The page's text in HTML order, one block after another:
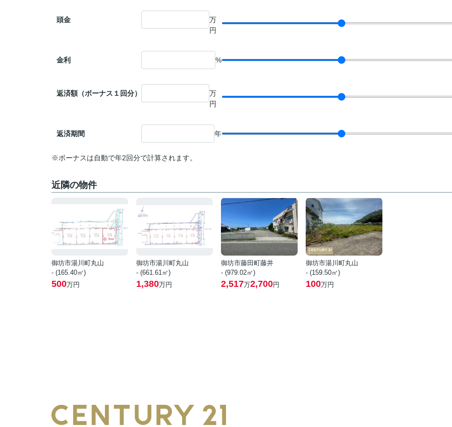
頭金
万
円
金利 %
返済額（ボーナス１回分）
万
円
返済期間 年
※ボーナスは自動で年2回分で計算されます。
近隣の物件
御坊市湯川町丸山
- (165.40㎡)
500万円
御坊市湯川町丸山
- (661.61㎡)
1,380万円
御坊市藤田町藤井
- (979.02㎡)
2,517万2,700円
御坊市湯川町丸山
- (159.50㎡)
100万円